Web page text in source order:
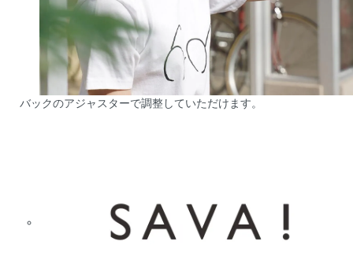
バックのアジャスターで調整していただけます。